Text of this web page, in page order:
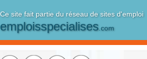
Ce site fait partie du réseau de sites d'emploi
emploisspecialises.com